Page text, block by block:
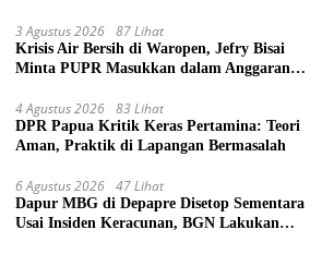
3 Agustus 2026 87 Lihat
Krisis Air Bersih di Waropen, Jefry Bisai
Minta PUPR Masukkan dalam Anggaran
4 Agustus 2026 83 Lihat
DPR Papua Kritik Keras Pertamina: Teori
Aman, Praktik di Lapangan Bermasalah
6 Agustus 2026 47 Lihat
Dapur MBG di Depapre Disetop Sementara
Usai Insiden Keracunan, BGN Lakukan